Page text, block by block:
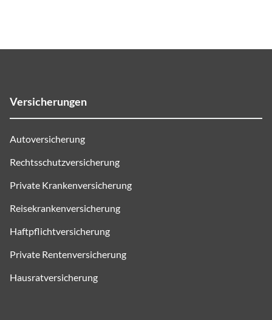
Versicherungen
Autoversicherung
Rechtsschutzversicherung
Private Krankenversicherung
Reisekrankenversicherung
Haftpflichtversicherung
Private Rentenversicherung
Hausratversicherung